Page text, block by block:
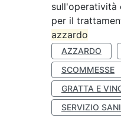
sull'operatività
per il
azzardo
AZZARDO
SCOMMESSE
GRATTA E
SERVIZIO